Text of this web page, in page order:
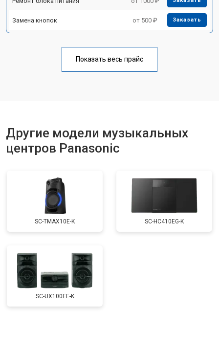
Замена кнопок от 500 ₽ Заказать
Показать весь прайс
Другие модели музыкальных
центров Panasonic
SC-TMAX10E-K SC-HC410EG-K
SC-UX100EE-K